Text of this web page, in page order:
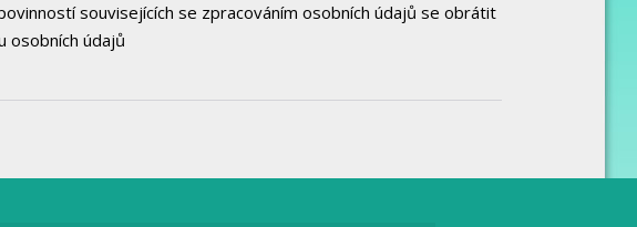
souvisejících se zpracováním osobních údajů se obrátit
osobních údajů